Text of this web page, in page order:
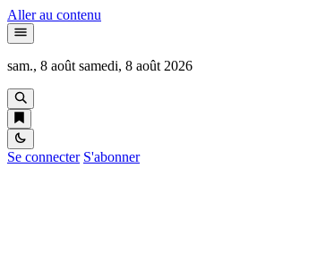
Aller au contenu
sam., 8 août samedi, 8 août 2026
Se connecter S'abonner